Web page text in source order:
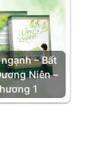
– Bất
Niên –
1